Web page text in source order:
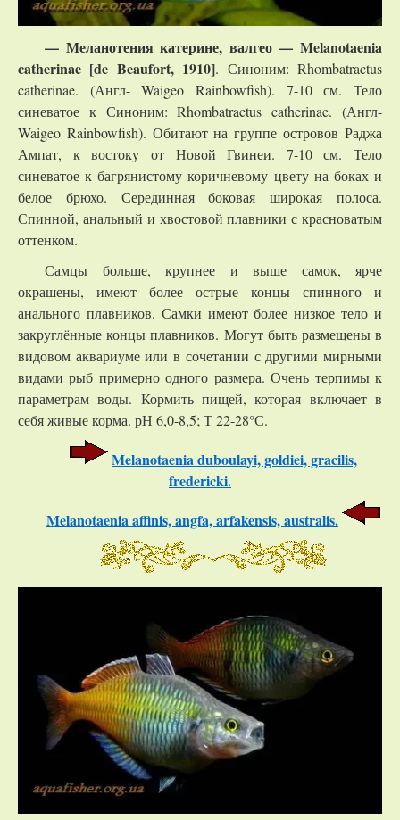
— Меланотения катерине, валгео—Melanotaenia
catherinae [de Beaufort, 1910]. Синоним: Rhombatractus
catherinae. (Англ- Waigeo Rainbowfish). 7-10 см. Тело
синеватое к Синоним: Rhombatractus catherinae. (Англ-
Waigeo Rainbowfish). Обитают на группе островов Раджа
Ампат, к востоку от Новой Гвинеи. 7-10 см. Тело
синеватое к багрянистому коричневому цвету на боках и
белое брюхо. Серединная боковая широкая полоса.
Спинной, анальный и хвостовой плавники с красноватым
оттенком.
Самцы больше, крупнее и выше самок, ярче
окрашены, имеют более острые концы спинного и
анального плавников. Самки имеют более низкое тело и
закруглённые концы плавников. Могут быть размещены в
видовом аквариуме или в сочетании с другими мирными
видами рыб примерно одного размера. Очень терпимы к
параметрам воды. Кормить пищей, которая включает в
себя живые корма. рН 6,0-8,5; Т 22-28°С.
Melanotaenia duboulayi, goldiei, gracilis,
fredericki.
Melanotaenia affinis, angfa, arfakensis, australis.